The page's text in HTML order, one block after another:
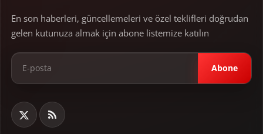
En son haberleri, güncellemeleri ve özel teklifleri doğrudan
gelen kutunuza almak için abone listemize katılın
Abone